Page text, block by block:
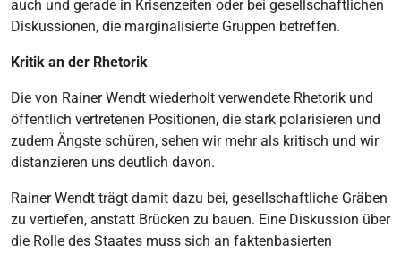
auch und gerade in Krisenzeiten oder bei gesellschaftlichen
Diskussionen, die marginalisierte Gruppen betreffen.
Kritik an der Rhetorik
Die von Rainer Wendt wiederholt verwendete Rhetorik und
öffentlich vertretenen Positionen, die stark polarisieren und
zudem Ängste schüren, sehen wir mehr als kritisch und wir
distanzieren uns deutlich davon.
Rainer Wendt trägt damit dazu bei, gesellschaftliche Gräben
zu vertiefen, anstatt Brücken zu bauen. Eine Diskussion über
die Rolle des Staates muss sich an faktenbasierten